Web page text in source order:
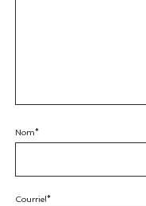
Nom*
Courriel*